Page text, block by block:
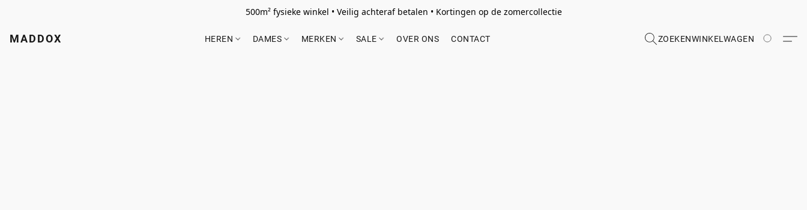
500m² fysieke winkel • Veilig achteraf betalen • Kortingen op de zomercollectie
MADDOX HEREN DAMES MERKEN SALE OVER ONS CONTACT ZOEKENWINKELWAGEN